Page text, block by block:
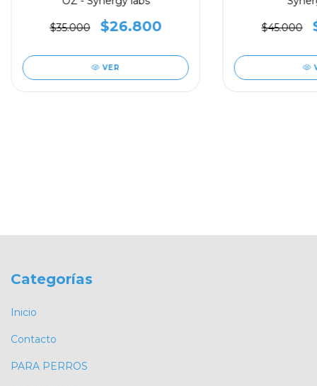
$35.000 $26.800
VER
$45.000
Categorías
Inicio
Contacto
PARA PERROS